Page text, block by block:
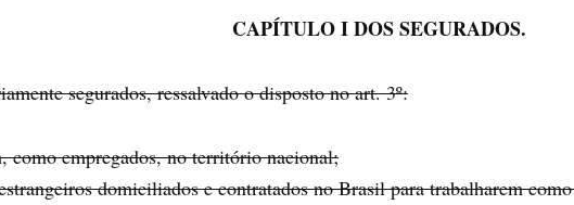
CAPÍTULO I DOS SEGURADOS.
segurados, ressalvado o disposto no art. 3º:
como empregados, no território nacional;
domiciliados e contratados no Brasil para trabalharem